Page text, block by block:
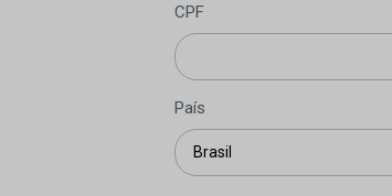
CPF
País